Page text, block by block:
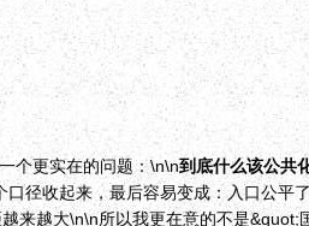
个更实在的问题：\n\n到底什么该公共
径收起来，最后容易变成：入口公
来越大\n\n所以我更在意的不是